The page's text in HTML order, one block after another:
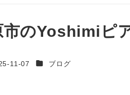
市のYoshimiピ
11-07 カテゴリー
ブログ